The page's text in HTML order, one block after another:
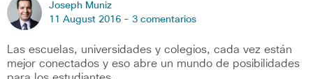
Joseph Muniz
11 August 2016 - 3 comentarios
Las escuelas, universidades y colegios, cada vez están
mejor conectados y eso abre un mundo de posibilidades